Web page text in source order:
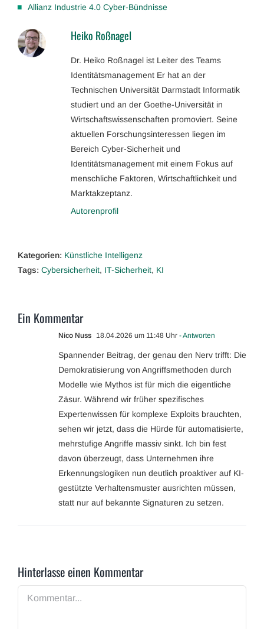
Allianz Industrie 4.0 Cyber-Bündnisse
Heiko Roßnagel
Dr. Heiko Roßnagel ist Leiter des Teams
Identitätsmanagement Er hat an der
Technischen Universität Darmstadt Informatik
studiert und an der Goethe-Universität in
Wirtschaftswissenschaften promoviert. Seine
aktuellen Forschungsinteressen liegen im
Bereich Cyber-Sicherheit und
Identitätsmanagement mit einem Fokus auf
menschliche Faktoren, Wirtschaftlichkeit und
Marktakzeptanz.
Autorenprofil
Kategorien: Künstliche Intelligenz
Tags: Cybersicherheit, IT-Sicherheit, KI
Ein Kommentar
Nico Nuss 18.04.2026 um 11:48 Uhr - Antworten
Spannender Beitrag, der genau den Nerv trifft: Die
Demokratisierung von Angriffsmethoden durch
Modelle wie Mythos ist für mich die eigentliche
Zäsur. Während wir früher spezifisches
Expertenwissen für komplexe Exploits brauchten,
sehen wir jetzt, dass die Hürde für automatisierte,
mehrstufige Angriffe massiv sinkt. Ich bin fest
davon überzeugt, dass Unternehmen ihre
Erkennungslogiken nun deutlich proaktiver auf KI-
gestützte Verhaltensmuster ausrichten müssen,
statt nur auf bekannte Signaturen zu setzen.
Hinterlasse einen Kommentar